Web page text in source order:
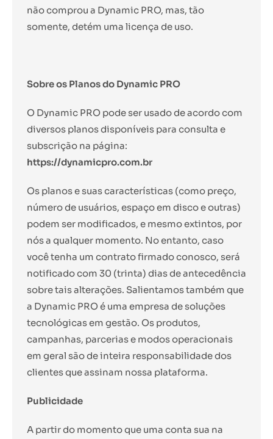
não comprou a Dynamic PRO, mas, tão
somente, detém uma licença de uso.
Sobre os Planos do Dynamic PRO
O Dynamic PRO pode ser usado de acordo com
diversos planos disponíveis para consulta e
subscrição na página:
https://dynamicpro.com.br
Os planos e suas características (como preço,
número de usuários, espaço em disco e outras)
podem ser modificados, e mesmo extintos, por
nós a qualquer momento. No entanto, caso
você tenha um contrato firmado conosco, será
notificado com 30 (trinta) dias de antecedência
sobre tais alterações. Salientamos também que
a Dynamic PRO é uma empresa de soluções
tecnológicas em gestão. Os produtos,
campanhas, parcerias e modos operacionais
em geral são de inteira responsabilidade dos
clientes que assinam nossa plataforma.
Publicidade
A partir do momento que uma conta sua na